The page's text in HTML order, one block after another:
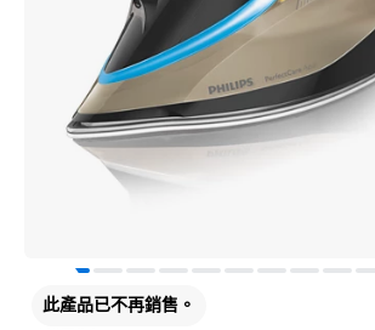
此產品已不再銷售。